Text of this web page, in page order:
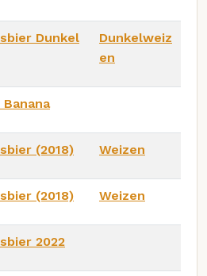
Dunkel
Dunkelweiz
en
(2018) Weizen
(2018) Weizen
2022